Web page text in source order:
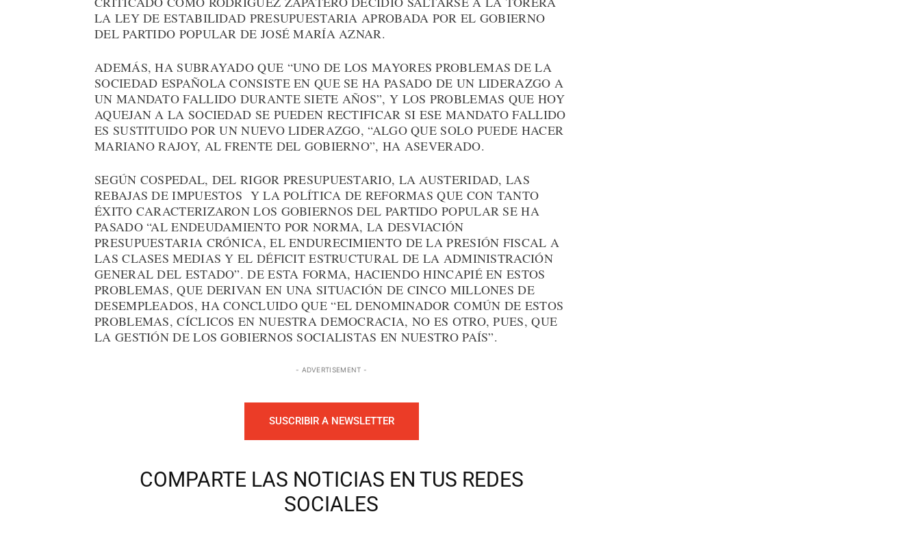
LA LEY DE ESTABILIDAD PRESUPUESTARIA APROBADA POR EL GOBIERNO
DEL PARTIDO POPULAR DE JOSÉ MARÍA AZNAR.
ADEMÁS, HA SUBRAYADO QUE “UNO DE LOS MAYORES PROBLEMAS DE LA
SOCIEDAD ESPAÑOLA CONSISTE EN QUE SE HA PASADO DE UN LIDERAZGO A
UN MANDATO FALLIDO DURANTE SIETE AÑOS”, Y LOS PROBLEMAS QUE HOY
AQUEJAN A LA SOCIEDAD SE PUEDEN RECTIFICAR SI ESE MANDATO FALLIDO
ES SUSTITUIDO POR UN NUEVO LIDERAZGO, “ALGO QUE SOLO PUEDE HACER
MARIANO RAJOY, AL FRENTE DEL GOBIERNO”, HA ASEVERADO.
SEGÚN COSPEDAL, DEL RIGOR PRESUPUESTARIO, LA AUSTERIDAD, LAS
REBAJAS DE IMPUESTOS Y LA POLÍTICA DE REFORMAS QUE CON TANTO
ÉXITO CARACTERIZARON LOS GOBIERNOS DEL PARTIDO POPULAR SE HA
PASADO “AL ENDEUDAMIENTO POR NORMA, LA DESVIACIÓN
PRESUPUESTARIA CRÓNICA, EL ENDURECIMIENTO DE LA PRESIÓN FISCAL A
LAS CLASES MEDIAS Y EL DÉFICIT ESTRUCTURAL DE LA ADMINISTRACIÓN
GENERAL DEL ESTADO”. DE ESTA FORMA, HACIENDO HINCAPIÉ EN ESTOS
PROBLEMAS, QUE DERIVAN EN UNA SITUACIÓN DE CINCO MILLONES DE
DESEMPLEADOS, HA CONCLUIDO QUE “EL DENOMINADOR COMÚN DE ESTOS
PROBLEMAS, CÍCLICOS EN NUESTRA DEMOCRACIA, NO ES OTRO, PUES, QUE
LA GESTIÓN DE LOS GOBIERNOS SOCIALISTAS EN NUESTRO PAÍS”.
- ADVERTISEMENT -
SUSCRIBIR A NEWSLETTER
COMPARTE LAS NOTICIAS EN TUS REDES
SOCIALES